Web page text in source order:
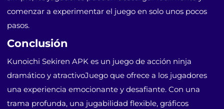
comenzar a experimentar el juego en solo unos pocos
pasos.
Conclusión
Kunoichi Sekiren APK es un juego de acción ninja
dramático y atractivoJuego que ofrece a los jugadores
una experiencia emocionante y desafiante. Con una
trama profunda, una jugabilidad flexible, gráficos